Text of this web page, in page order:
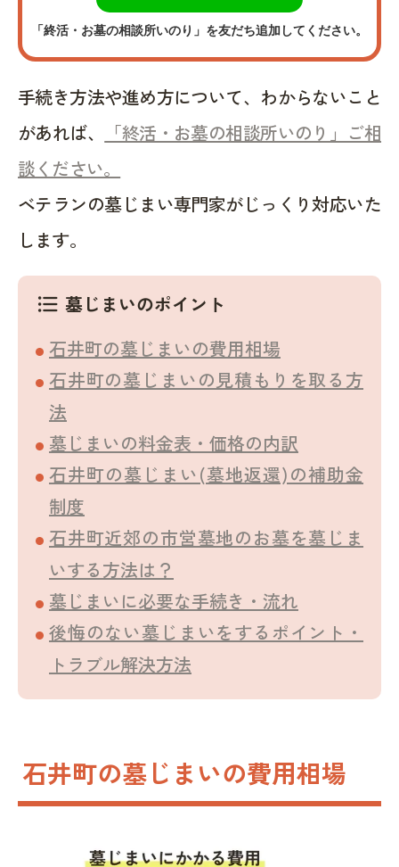
「終活・お墓の相談所いのり」を友だち追加してください。
手続き方法や進め方について、わからないこと
があれば、
「終活・お墓の相談所いのり」ご相
談ください。
ベテランの墓じまい専門家がじっくり対応いた
します。
format_list_bulleted 墓じまいのポイント
石井町の墓じまいの費用相場
石井町の墓じまいの見積もりを取る方
法
墓じまいの料金表・価格の内訳
石井町の墓じまい(墓地返還)の補助金
制度
石井町近郊の市営墓地のお墓を墓じま
いする方法は？
墓じまいに必要な手続き・流れ
後悔のない墓じまいをするポイント・
トラブル解決方法
石井町の墓じまいの費用相場